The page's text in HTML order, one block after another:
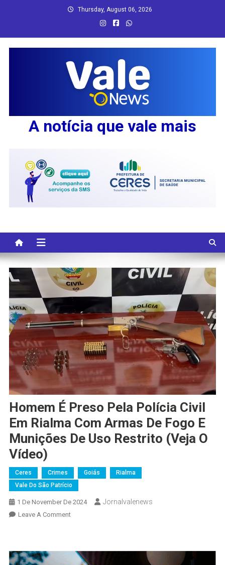
Thursday, August 06, 2026
A notícia que vale mais
Homem É Preso Pela Polícia Civil
Em Rialma Com Armas De Fogo E
Munições De Uso Restrito (veja O
Vídeo)
Ceres Crimes Goiás
Rialma
Vale Do São Patrício
1 De November De 2024 Jornalvalenews
Leave A CommentOn
Pela